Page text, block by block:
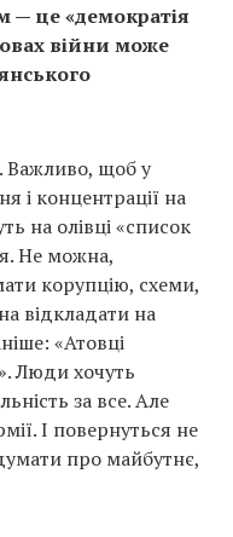
— це «демократія
війни може
Важливо, щоб у
і концентрації на
на олівці «список
Не можна,
корупцію, схеми,
відкладати на
«Атовці
Люди хочуть
за все. Але
І повернуться не
про майбутнє,